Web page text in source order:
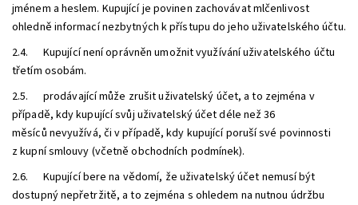
jménem a heslem. Kupující je povinen zachovávat mlčenlivost
ohledně informací nezbytných k přístupu do jeho uživatelského účtu.
2.4. Kupující není oprávněn umožnit využívání uživatelského účtu
třetím osobám.
2.5. prodávající může zrušit uživatelský účet, a to zejména v
případě, kdy kupující svůj uživatelský účet déle než36
měsíců nevyužívá, či v případě, kdy kupující poruší své povinnosti
z kupní smlouvy (včetně obchodních podmínek).
2.6. Kupující bere na vědomí, že uživatelský účet nemusí být
dostupný nepřetržitě, a to zejména s ohledem na nutnou údržbu